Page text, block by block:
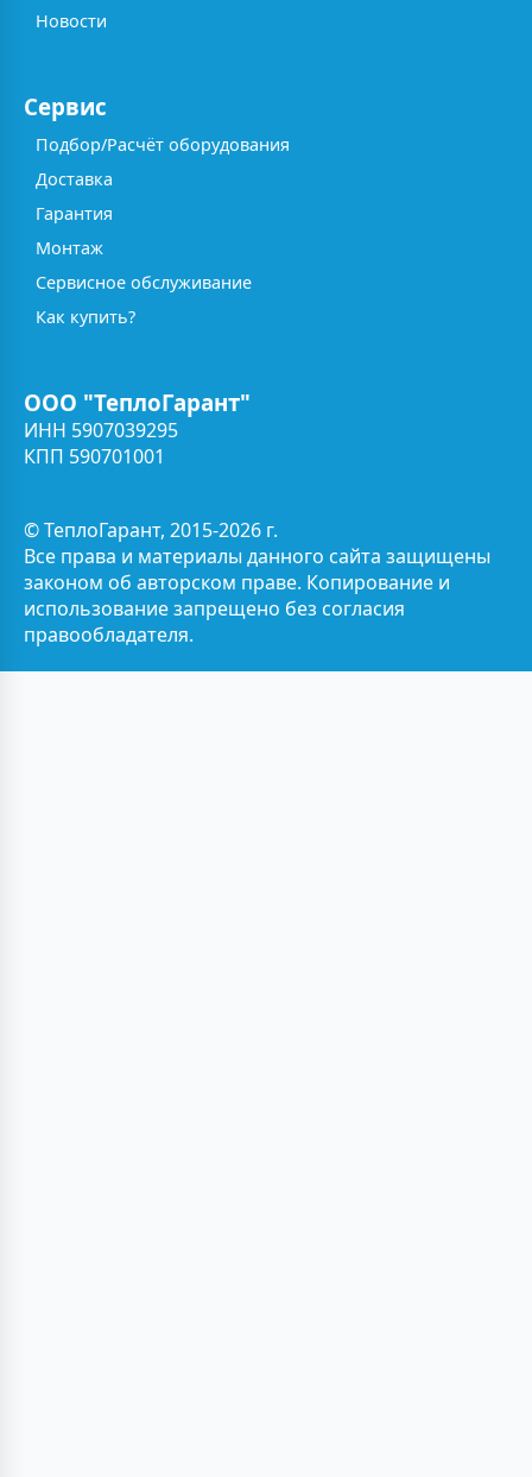
Новости
Сервис
Подбор/Расчёт оборудования
Доставка
Гарантия
Монтаж
Сервисное обслуживание
Как купить?
ООО "ТеплоГарант"
ИНН 5907039295
КПП 590701001
© ТеплоГарант, 2015-2026 г.
Все права и материалы данного сайта защищены
законом об авторском праве. Копирование и
использование запрещено без согласия
правообладателя.